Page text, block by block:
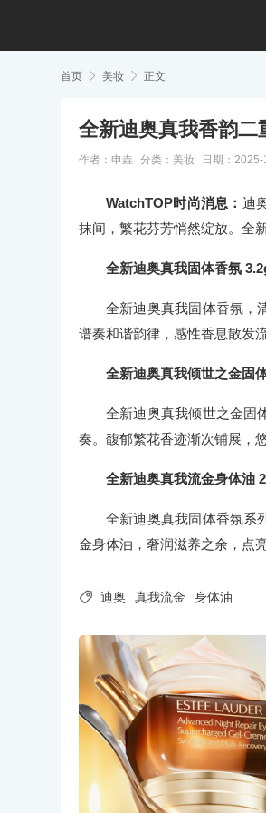
首页  美妆  正文
全新迪奥真我香韵二
作者：申垚 分类： 美妆 日期：
WatchTOP时尚消息： 迪
抹间，繁花芬芳悄然绽放。全
全新迪奥真我固体香氛
全新迪奥真我固体香氛，
谱奏和谐韵律，感性香息散发
全新迪奥真我倾世之金固
全新迪奥真我倾世之金固
奏。馥郁繁花香迹渐次铺展，
全新迪奥真我流金身体油
全新迪奥真我固体香氛系
金身体油，奢润滋养之余，点
 迪奥 真我流金 身体油